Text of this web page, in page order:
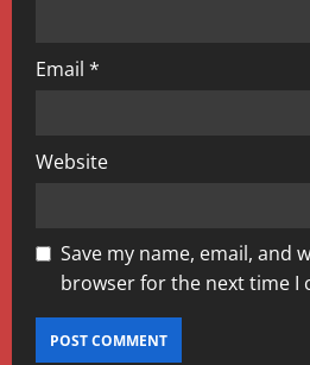
Email *
Website
Save my name, email, and
browser for the next time I